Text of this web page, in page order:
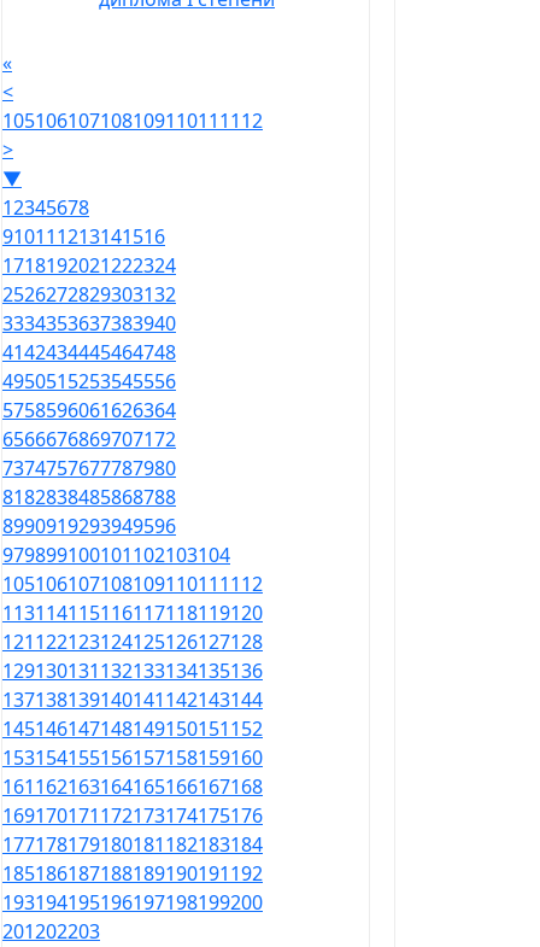
«
<
105106107108109110111112
>
▼
12345678
910111213141516
1718192021222324
2526272829303132
3334353637383940
4142434445464748
4950515253545556
5758596061626364
6566676869707172
7374757677787980
8182838485868788
8990919293949596
979899100101102103104
105106107108109110111112
113114115116117118119120
121122123124125126127128
129130131132133134135136
137138139140141142143144
145146147148149150151152
153154155156157158159160
161162163164165166167168
169170171172173174175176
177178179180181182183184
185186187188189190191192
193194195196197198199200
201202203